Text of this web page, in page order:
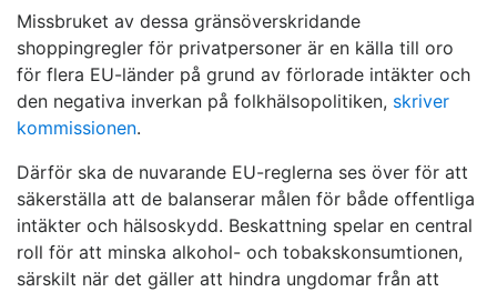
Missbruket av dessa gränsöverskridande
shoppingregler för privatpersoner är en källa till oro
för flera EU-länder på grund av förlorade intäkter och
den negativa inverkan på folkhälsopolitiken, skriver
kommissionen.
Därför ska de nuvarande EU-reglerna ses över för att
säkerställa att de balanserar målen för både offentliga
intäkter och hälsoskydd. Beskattning spelar en central
roll för att minska alkohol- och tobakskonsumtionen,
särskilt när det gäller att hindra ungdomar från att